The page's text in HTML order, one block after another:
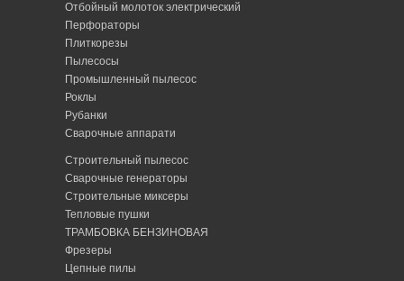
Отбойный молоток электрический
Перфораторы
Плиткорезы
Пылесосы
Промышленный пылесос
Роклы
Рубанки
Сварочные аппарати
Строительный пылесос
Сварочные генераторы
Строительные миксеры
Тепловые пушки
ТРАМБОВКА БЕНЗИНОВАЯ
Фрезеры
Цепные пилы